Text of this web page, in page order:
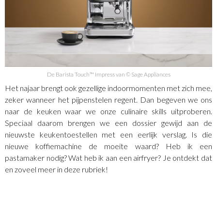
De Barista Touch™ Impress van © Sage Appliances
Het najaar brengt ook gezellige indoormomenten met zich mee,
zeker wanneer het pijpenstelen regent. Dan begeven we ons
naar de keuken waar we onze culinaire skills uitproberen.
Speciaal daarom brengen we een dossier gewijd aan de
nieuwste keukentoestellen met een eerlijk verslag. Is die
nieuwe koffiemachine de moeite waard? Heb ik een
pastamaker nodig? Wat heb ik aan een airfryer? Je ontdekt dat
en zoveel meer in deze rubriek!